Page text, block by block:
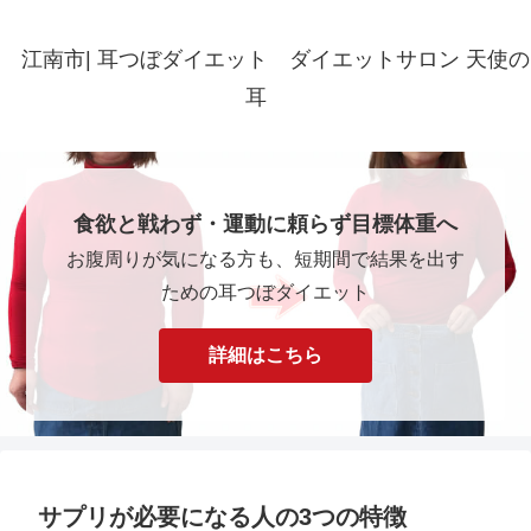
江南市| 耳つぼダイエット ダイエットサロン 天使の
耳
食欲と戦わず・運動に頼らず目標体重へ
お腹周りが気になる方も、短期間で結果を出す
ための耳つぼダイエット
詳細はこちら
サプリが必要になる人の3つの特徴